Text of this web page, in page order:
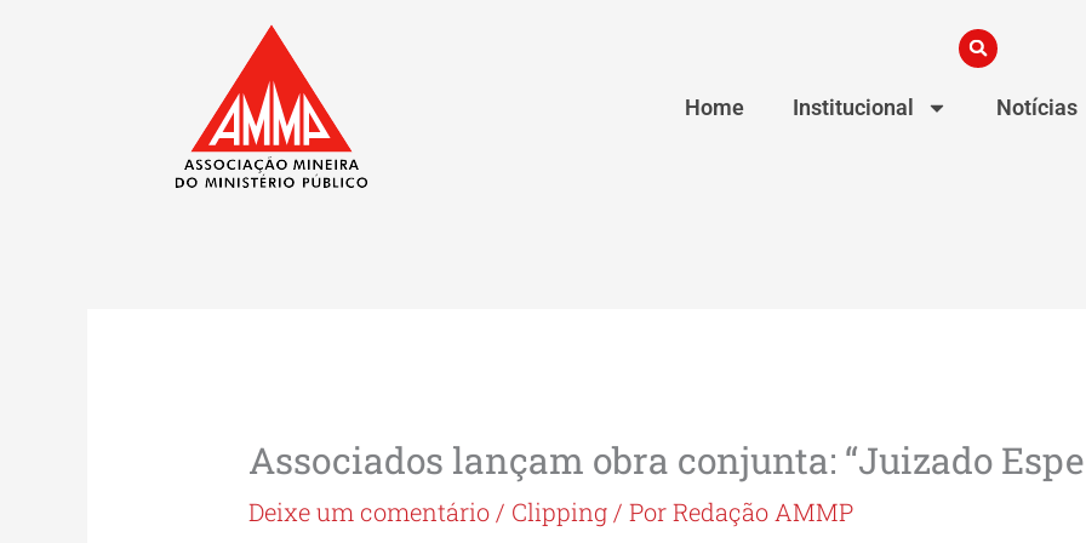
Home Institucional Notícias
Associados lançam obra conjunta: “Juizado
Deixe um comentário / Clipping / PorRedação AMMP